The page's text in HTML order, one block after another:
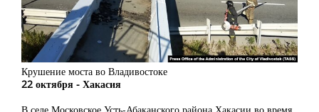
Крушение моста во Владивостоке
22 октября ‒ Хакасия